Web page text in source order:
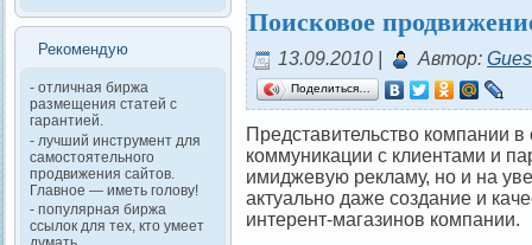
Рекомендую
- отличная биржа
размещения статей с
гарантией.
- лучший инструмент для
самостоятельного
продвижения сайтов.
Главное — иметь голову!
- популярная биржа
ссылок для тех, кто умеет
Поисковое
13.09.2010 | Автор:
Поделиться…
Представительство компании
коммуникации с клиентами и
имиджевую рекламу, но и на
актуально даже создание и
интерент-магазинов компании.